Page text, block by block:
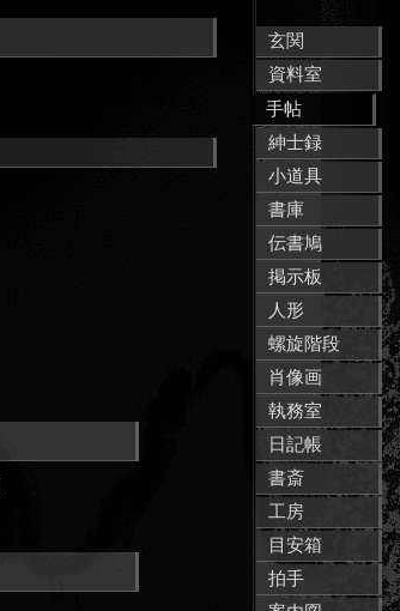
玄関
資料室
手帖
紳士録
小道具
書庫
伝書鳩
掲示板
人形
螺旋階段
肖像画
執務室
日記帳
書斎
工房
目安箱
拍手